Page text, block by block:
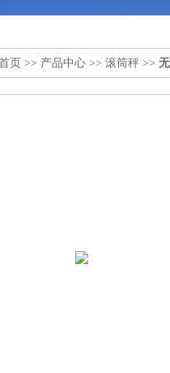
页 >> 产品中心 >> 滚筒秤 >>